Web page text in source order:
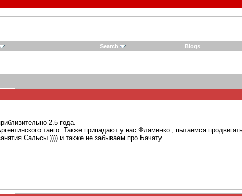
Search Blogs
2.5 года.
танго. Также припадают у нас Фламенко , пытаемся
Сальсы )))) и также не забываем про Бачату.